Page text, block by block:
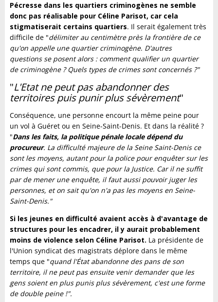
Pécresse dans les quartiers criminogènes ne semble
donc pas réalisable pour Céline Parisot, car cela
stigmatiserait certains quartiers. Il serait également très
difficile de "délimiter au centimètre près la frontière de ce
qu'on appelle une quartier criminogène. D'autres
questions se posent alors : comment qualifier un quartier
de criminogène ? Quels types de crimes sont concernés ?"
"L'Etat ne peut pas abandonner des
territoires puis punir plus sévèrement"
Conséquence, une personne encourt la même peine pour
un vol à Guéret ou en Seine-Saint-Denis. Et dans la réalité ?
"Dans les faits, la politique pénale locale dépend du
procureur. La difficulté majeure de la Seine Saint-Denis ce
sont les moyens, autant pour la police pour enquêter sur les
crimes qui sont commis, que pour la Justice. Car il ne suffit
par de mener une enquête, il faut aussi pouvoir juger les
personnes, et on sait qu'on n'a pas les moyens en Seine-
Saint-Denis."
Si les jeunes en difficulté avaient accès à d'avantage de
structures pour les encadrer, il y aurait probablement
moins de violence selon Céline Parisot. La présidente de
l'Union syndicat des magistrats déplore dans le même
temps que "quand l'État abandonne des pans de son
territoire, il ne peut pas ensuite venir demander que les
gens soient en plus punis plus sévèrement, c'est une forme
de double peine !".